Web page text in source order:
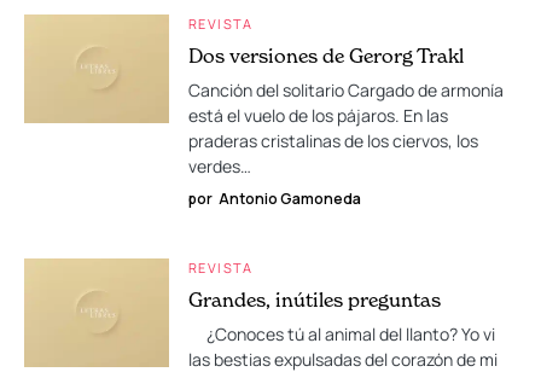
REVISTA
Dos versiones de Gerorg Trakl
Canción del solitario Cargado de armonía
está el vuelo de los pájaros. En las
praderas cristalinas de los ciervos, los
verdes…
por Antonio Gamoneda
REVISTA
Grandes, inútiles preguntas
¿Conoces tú al animal del llanto? Yo vi
las bestias expulsadas del corazón de mi